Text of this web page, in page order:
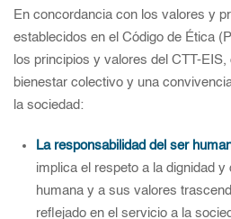
En concordancia con los valores y
establecidos en el Código de Ética
los principios y valores del CTT-EIS,
bienestar colectivo y una
la sociedad:
La responsabilidad del ser
implica el respeto a la dignidad
humana y a sus valores
reflejado en el servicio a la